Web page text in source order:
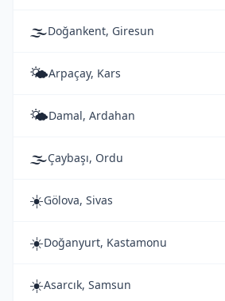
🌫️Doğankent, Giresun
🌤️Arpaçay, Kars
🌤️Damal, Ardahan
🌫️Çaybaşı, Ordu
☀️Gölova, Sivas
☀️Doğanyurt, Kastamonu
☀️Asarcık, Samsun